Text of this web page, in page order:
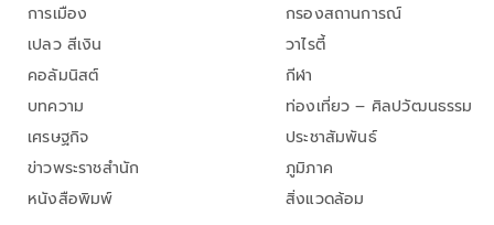
การเมือง
เปลว สีเงิน
คอลัมนิสต์
บทความ
เศรษฐกิจ
ข่าวพระราชสำนัก
หนังสือพิมพ์
กรองสถานการณ์
วาไรตี้
กีฬา
ท่องเที่ยว – ศิลปวัฒนธรรม
ประชาสัมพันธ์
ภูมิภาค
สิ่งแวดล้อม